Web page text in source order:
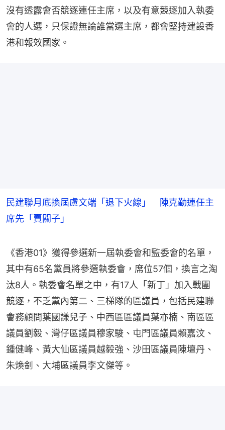
沒有透露會否競逐連任主席，以及有意競逐加入執委
會的人選，只保證無論誰當選主席，都會堅持建設香
港和報效國家。
民建聯月底換屆盧文端「退下火線」 陳克勤連任主
席先「賣關子」
《香港01》獲得參選新一屆執委會和監委會的名單，
其中有65名黨員將參選執委會，席位57個，換言之淘
汰8人。執委會名單之中，有17人「新丁」加入戰團
競逐，不乏黨內第二、三梯隊的區議員，包括民建聯
會務顧問葉國謙兒子、中西區區議員葉亦楠、南區區
議員劉毅、灣仔區議員穆家駿、屯門區議員賴嘉汶、
鍾健峰、黃大仙區議員越毅強、沙田區議員陳壇丹、
朱煥釗、大埔區議員李文傑等。